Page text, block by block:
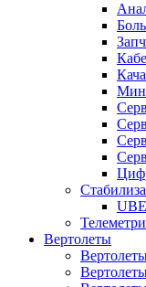
Вертолеты